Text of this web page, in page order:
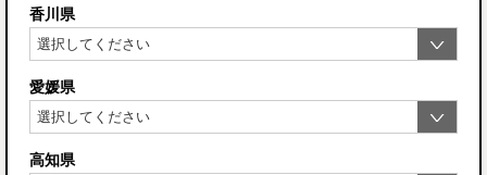
香川県
愛媛県
高知県